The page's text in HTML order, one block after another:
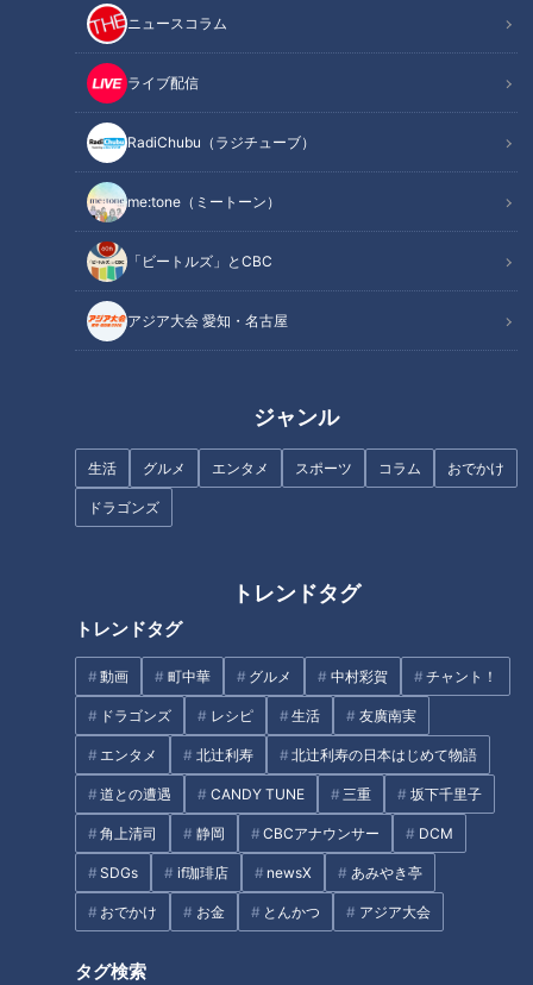
ニュースコラム
ライブ配信
RadiChubu（ラジチューブ）
me:tone（ミートーン）
「ビートルズ」とCBC
アジア大会 愛知・名古屋
ジャンル
生活 グルメ エンタメ スポーツ コラム おでかけ
ドラゴンズ
トレンドタグ
トレンドタグ
動画 町中華 グルメ 中村彩賀 チャント！
ドラゴンズ レシピ 生活 友廣南実
エンタメ 北辻利寿 北辻利寿の日本はじめて物語
道との遭遇 CANDY TUNE 三重 坂下千里子
角上清司 静岡 CBCアナウンサー DCM
SDGs if珈琲店 newsX あみやき亭
おでかけ お金 とんかつ アジア大会
タグ検索
24時間利用可能なフリースペースも完備！
仕事中にマッサージ！？“楽して儲ける”がモットー
社員考案の運動開催も開催！
オススメ関連コンテンツ
身体をほぐしてケガを予防！朝一番で「京セラ体
操」
CBCテレビ『チャント！』よしお兄さんのもっと“みえ”推し
三重県玉城町にある「京セラドキュメントソリューションズ玉
城工場」。プリンターに使われる消耗品「トナー」を製造する
この工場では、毎朝8時45分になると、工場内にさわやかな声
が響き渡ります。
工場内では、社員の方がキレのある動きで体操中。その光景を
見たよしお兄さんも興味津々です。